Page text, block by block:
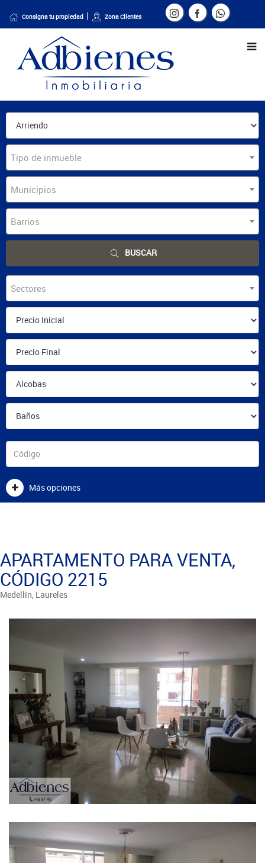
Consigna tu propiedad Zona Clientes
Tipo de inmueble
Municipios
Barrios
BUSCAR
Sectores
Más opciones
APARTAMENTO PARA VENTA,
CÓDIGO 2215
Medellín, Laureles